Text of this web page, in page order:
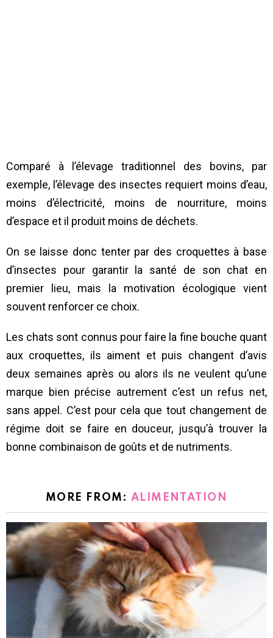
Comparé à l’élevage traditionnel des bovins, par
exemple, l’élevage des insectes requiert moins d’eau,
moins d’électricité, moins de nourriture, moins
d’espace et il produit moins de déchets.
On se laisse donc tenter par des croquettes à base
d’insectes pour garantir la santé de son chat en
premier lieu, mais la motivation écologique vient
souvent renforcer ce choix.
Les chats sont connus pour faire la fine bouche quant
aux croquettes, ils aiment et puis changent d’avis
deux semaines après ou alors ils ne veulent qu’une
marque bien précise autrement c’est un refus net,
sans appel. C’est pour cela que tout changement de
régime doit se faire en douceur, jusqu’à trouver la
bonne combinaison de goûts et de nutriments.
MORE FROM: ALIMENTATION